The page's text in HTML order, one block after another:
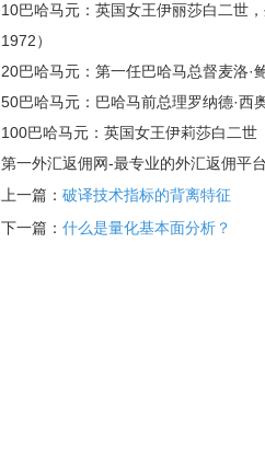
10巴哈马元：英国女王伊丽莎白二世
1972）
20巴哈马元：第一任巴哈马总督麦洛·
50巴哈马元：巴哈马前总理罗纳德·西
100巴哈马元：英国女王伊莉莎白二世
第一外汇返佣网-最专业的外汇返佣平台
上一篇： 破译技术指标的背离特征
下一篇： 什么是量化基本面分析？